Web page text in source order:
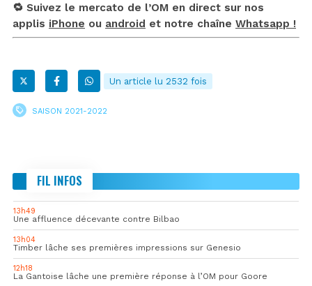
🔁 Suivez le mercato de l’OM en direct sur nos
applis iPhone ou android et notre chaîne Whatsapp !
Un article lu 2532 fois
SAISON 2021-2022
FIL INFOS
13h49
Une affluence décevante contre Bilbao
13h04
Timber lâche ses premières impressions sur Genesio
12h18
La Gantoise lâche une première réponse à l’OM pour Goore